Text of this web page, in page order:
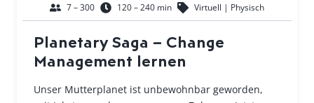
7 – 300 120 – 240 min Virtuell | Physisch
Planetary Saga – Change
Management lernen
Unser Mutterplanet ist unbewohnbar geworden,